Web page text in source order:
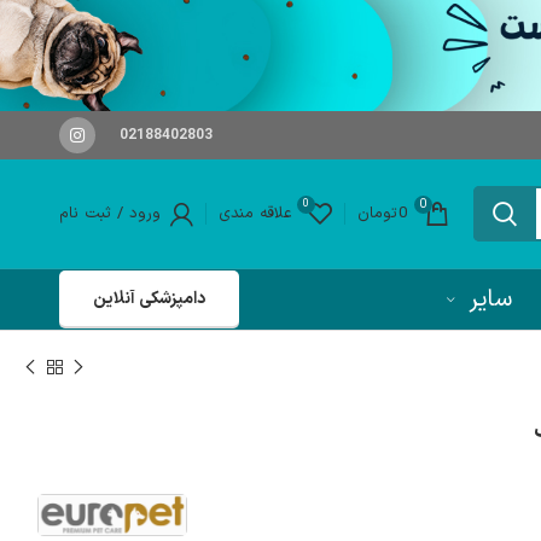
02188402803
0
0تومان 0 علاقه مندی ورود / ثبت نام
سایر دامپزشکی آنلاین